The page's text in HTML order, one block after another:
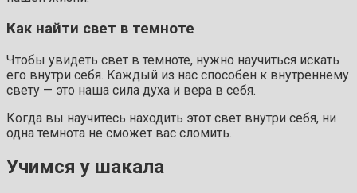
Как найти свет в темноте
Чтобы увидеть свет в темноте, нужно научиться искать
его внутри себя. Каждый из нас способен к внутреннему
свету — это наша сила духа и вера в себя.
Когда вы научитесь находить этот свет внутри себя, ни
одна темнота не сможет вас сломить.
Учимся у шакала